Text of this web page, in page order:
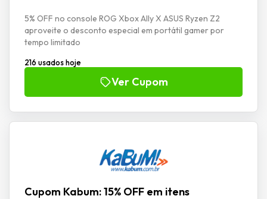
5% OFF no console ROG Xbox Ally X ASUS Ryzen Z2
aproveite o desconto especial em portátil gamer por
tempo limitado
216 usados hoje
Ver Cupom
Cupom Kabum: 15% OFF em itens